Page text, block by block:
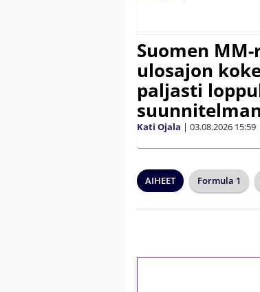
Suomen
ulosajon
paljasti
Kati Ojala | 03.08.2026 15:59
AIHEET Formula 1